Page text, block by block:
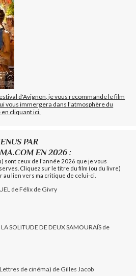
d'Avignon, je vous recommande le film
vous immergera dans l'atmosphère du
cliquant ici.
PAR
EN 2026 :
sont ceux de l'année 2026 que je vous
Cliquez sur le titre du film (ou du livre)
lien vers ma critique de celui-ci.
de Félix de Givry
SOLITUDE DE DEUX SAMOURAÏS de
de cinéma) de Gilles Jacob